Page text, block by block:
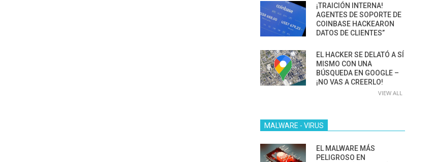
¡TRAICIÓN INTERNA!
AGENTES DE SOPORTE DE
COINBASE HACKEARON
DATOS DE CLIENTES”
EL HACKER SE DELATÓ A SÍ
MISMO CON UNA
BÚSQUEDA EN GOOGLE –
¡NO VAS A CREERLO!
VIEW ALL
MALWARE - VIRUS
EL MALWARE MÁS
PELIGROSO EN